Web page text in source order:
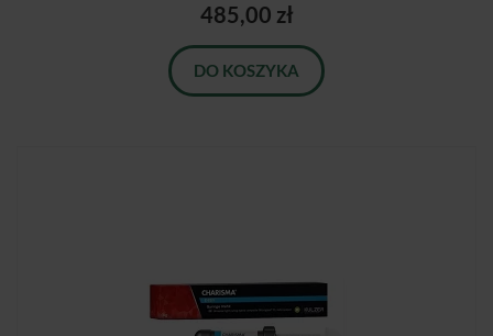
485,00 zł
DO KOSZYKA